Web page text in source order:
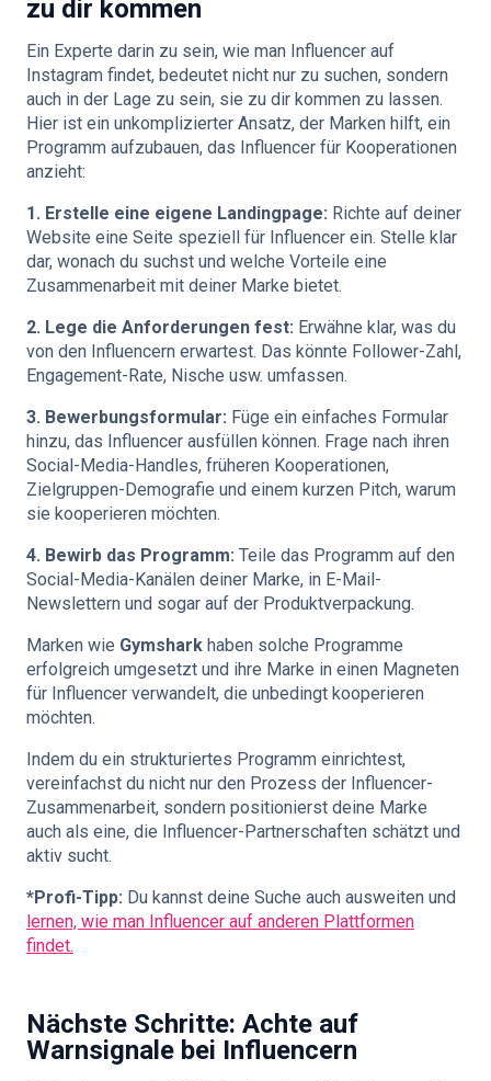
zu dir kommen
Ein Experte darin zu sein, wie man Influencer auf
Instagram findet, bedeutet nicht nur zu suchen, sondern
auch in der Lage zu sein, sie zu dir kommen zu lassen.
Hier ist ein unkomplizierter Ansatz, der Marken hilft, ein
Programm aufzubauen, das Influencer für Kooperationen
anzieht:
1. Erstelle eine eigene Landingpage: Richte auf deiner
Website eine Seite speziell für Influencer ein. Stelle klar
dar, wonach du suchst und welche Vorteile eine
Zusammenarbeit mit deiner Marke bietet.
2. Lege die Anforderungen fest: Erwähne klar, was du
von den Influencern erwartest. Das könnte Follower-Zahl,
Engagement-Rate, Nische usw. umfassen.
3. Bewerbungsformular: Füge ein einfaches Formular
hinzu, das Influencer ausfüllen können. Frage nach ihren
Social-Media-Handles, früheren Kooperationen,
Zielgruppen-Demografie und einem kurzen Pitch, warum
sie kooperieren möchten.
4. Bewirb das Programm: Teile das Programm auf den
Social-Media-Kanälen deiner Marke, in E-Mail-
Newslettern und sogar auf der Produktverpackung.
Marken wie Gymshark haben solche Programme
erfolgreich umgesetzt und ihre Marke in einen Magneten
für Influencer verwandelt, die unbedingt kooperieren
möchten.
Indem du ein strukturiertes Programm einrichtest,
vereinfachst du nicht nur den Prozess der Influencer-
Zusammenarbeit, sondern positionierst deine Marke
auch als eine, die Influencer-Partnerschaften schätzt und
aktiv sucht.
*Profi-Tipp: Du kannst deine Suche auch ausweiten und
lernen, wie man Influencer auf anderen Plattformen
findet.
Nächste Schritte: Achte auf
Warnsignale bei Influencern